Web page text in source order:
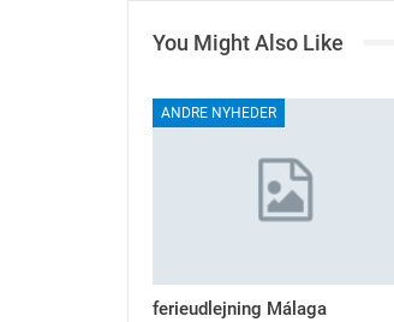
You Might Also Like
ANDRE NYHEDER
ferieudlejning Málaga